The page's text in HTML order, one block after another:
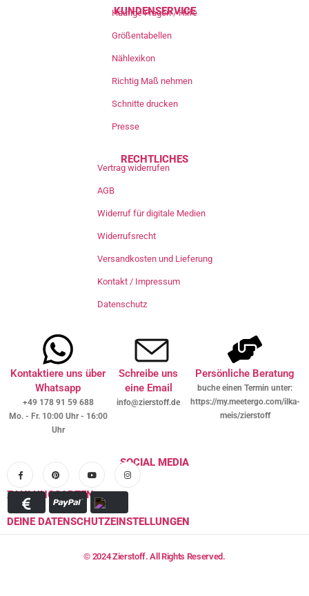
KUNDENSERVICE
Häufige Fragen / Hilfe
Größentabellen
Nählexikon
Richtig Maß nehmen
Schnitte drucken
Presse
RECHTLICHES
Vertrag widerrufen
AGB
Widerruf für digitale Medien
Widerrufsrecht
Versandkosten und Lieferung
Kontakt / Impressum
Datenschutz
Kontaktiere uns über
Whatsapp
+49 178 91 59 688
Mo. - Fr. 10:00 Uhr - 16:00
Uhr
Schreibe uns
eine Email
info@zierstoff.de
Persönliche Beratung
buche einen Termin unter:
https://my.meetergo.com/ilka-
meis/zierstoff
SOCIAL MEDIA
ZAHLUNGSARTEN
DEINE DATENSCHUTZEINSTELLUNGEN
© 2024 Zierstoff. All Rights Reserved.